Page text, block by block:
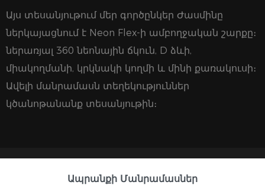
Այս տեսանյութում մեր գործընկեր Ժասմինը
ներկայացնում է Neon Flex-ի ամբողջական շարքը։
ներառյալ 360 նեոնային ճկուն, D ձևի,
միակողմանի, կրկնակի կողմի և մինի քառակուսի։
Ավելի մանրամասն տեղեկություններ
կծանոթանանք տեսանյութին։
Ապրանքի Մանրամասներ